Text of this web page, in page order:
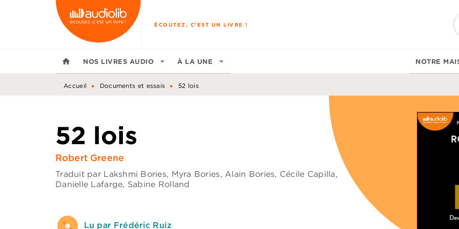
MENU RECHERCHE
ÉCOUTEZ, C'EST UN LIVRE !
home NOS LIVRES AUDIO arrow_drop_down À LA UNE arrow_drop_down NOTRE
Accueil • Documents et essais • 52 lois
52 lois
Robert Greene
Traduit par Lakshmi Bories, Myra Bories,Alain Bories, Cécile Capilla,
Danielle Lafarge, Sabine Rolland
Lu par Frédéric Ruiz